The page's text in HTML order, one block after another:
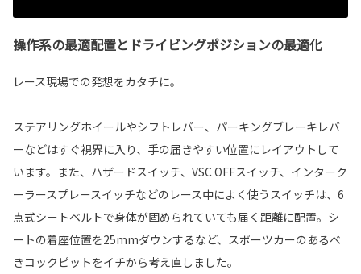
操作系の最適配置とドライビングポジションの最適化
レース現場での発想をカタチに。
ステアリングホイールやシフトレバー、パーキングブレーキレバ
ーなどはすぐ視界に入り、手の届きやすい位置にレイアウトして
います。また、ハザードスイッチ、VSC OFFスイッチ、インターク
ーラースプレースイッチなどのレース中によく使うスイッチは、6
点式シートベルトで身体が固められていても届く距離に配置。シ
ートの着座位置を25mmダウンするなど、スポーツカーのあるべ
きコックピットをイチから考え直しました。